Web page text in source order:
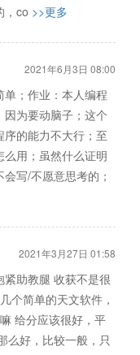
，co >>更多
2021年6月3日 08:00
；作业：本人编程
为要动脑子；这个
的能力不大行；至
用；虽然什么证明
写/不愿意思考的；
2021年3月27日 01:58
助教腿 收获不是很
个简单的天文软件，
给分应该很好，平
么好，比较一般，只